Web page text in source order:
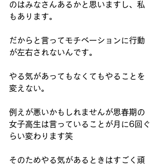
のはみなさんあるかと思いますし、私
もあります。
だからと言ってモチベーションに行動
が左右されないんです。
やる気があってもなくてもやることを
変えない。
例えが悪いかもしれませんが思春期の
女子高生は言っていることが月に6回ぐ
らい変わります笑
そのためやる気があるときはすごく頑